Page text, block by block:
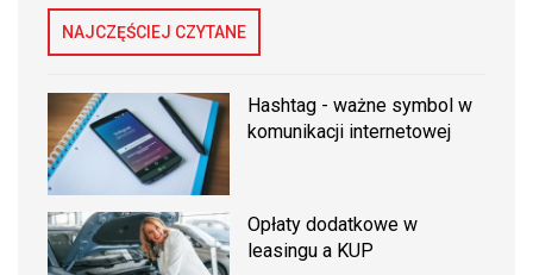
NAJCZĘŚCIEJ CZYTANE
Hashtag - ważne symbol w
komunikacji internetowej
Opłaty dodatkowe w
leasingu a KUP